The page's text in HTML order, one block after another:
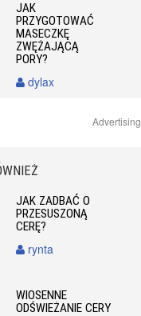
JAK
PRZYGOTOWAĆ
MASECZKĘ
ZWĘŻAJĄCĄ
PORY?
dylax
Advertising
JAK ZADBAĆ O
PRZESUSZONĄ
CERĘ?
rynta
WIOSENNE
ODŚWIEŻANIE CERY